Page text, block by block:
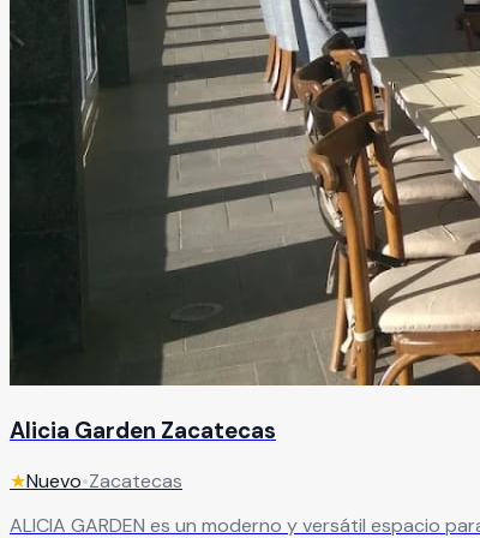
Alicia Garden Zacatecas
★Nuevo•Zacatecas
ALICIA GARDEN es un moderno y versátil espacio